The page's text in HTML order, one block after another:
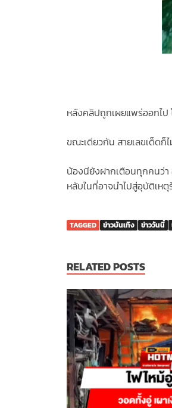
หลังคลิปถูกเผยแพร่ออกไป
ขณะเดียวกัน สายเลขเด็ดก็
น้องนียังฝากเตือนทุกคนว่
หลับในที่อาจนำไปสู่อุบัติเหตุ
TAGGED ข่าวบันเทิง ข่าววันนี้
RELATED POSTS